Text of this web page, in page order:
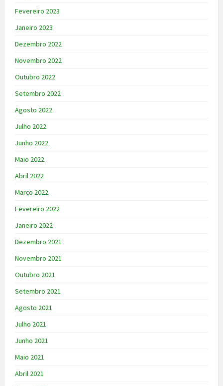
Fevereiro 2023
Janeiro 2023
Dezembro 2022
Novembro 2022
Outubro 2022
Setembro 2022
Agosto 2022
Julho 2022
Junho 2022
Maio 2022
Abril 2022
Março 2022
Fevereiro 2022
Janeiro 2022
Dezembro 2021
Novembro 2021
Outubro 2021
Setembro 2021
Agosto 2021
Julho 2021
Junho 2021
Maio 2021
Abril 2021